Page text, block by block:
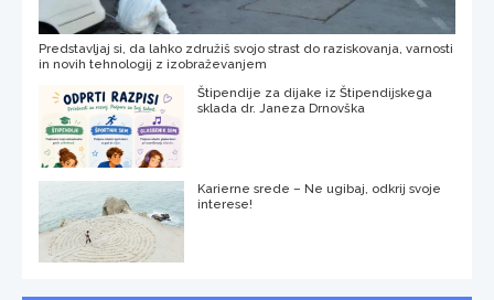
Predstavljaj si, da lahko združiš svojo strast do raziskovanja, varnosti
in novih tehnologij z izobraževanjem
Štipendije za dijake iz Štipendijskega
sklada dr. Janeza Drnovška
Karierne srede – Ne ugibaj, odkrij svoje
interese!